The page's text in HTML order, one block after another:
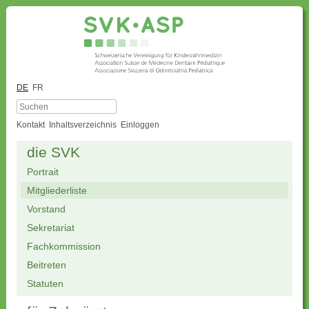
DE FR
Kontakt Inhaltsverzeichnis Einloggen
die SVK
Portrait
Mitgliederliste
Vorstand
Sekretariat
Fachkommission
Beitreten
Statuten